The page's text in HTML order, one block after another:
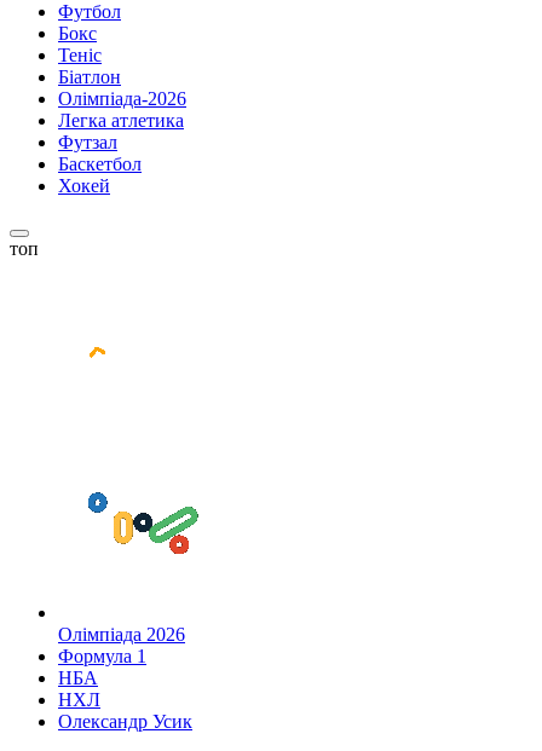
Футбол
Бокс
Теніс
Біатлон
Олімпіада-2026
Легка атлетика
Футзал
Баскетбол
Хокей
топ
Олімпіада 2026
Формула 1
НБА
НХЛ
Олександр Усик